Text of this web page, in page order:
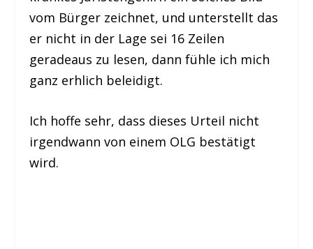
vom Bürger zeichnet, und unterstellt das
er nicht in der Lage sei 16 Zeilen
geradeaus zu lesen, dann fühle ich mich
ganz erhlich beleidigt.
Ich hoffe sehr, dass dieses Urteil nicht
irgendwann von einem OLG bestätigt
wird.